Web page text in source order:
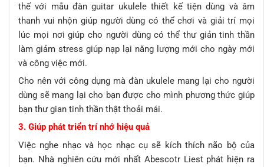
thế với mẫu đàn guitar ukulele thiết kế tiện dùng và âm
thanh vui nhộn giúp người dùng có thể chơi và giải trí mọi
lúc mọi nơi giúp cho người dùng có thể thư giản tinh thần
làm giảm stress giúp nạp lại năng lượng mới cho ngày mới
và công việc mới.
Cho nên với công dụng mà đàn ukulele mang lại cho người
dùng sẽ mang lại cho bạn được cho mình phương thức giúp
bạn thư gian tinh thần thật thoải mái.
3. Giúp phát triển trí nhớ hiệu quả
Việc nghe nhạc và học nhạc cụ sẽ kích thích não bộ của
bạn. Nhà nghiên cứu mới nhất Abescotr Liest phát hiện ra